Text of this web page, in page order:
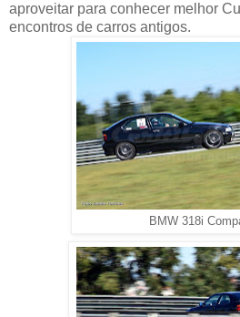
aproveitar para conhecer melhor
encontros de carros antigos.
BMW 318i